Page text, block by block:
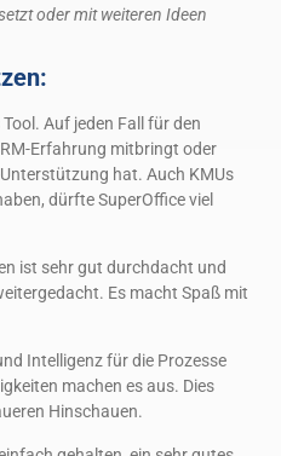
oder mit weiteren Ideen
Auf jeden Fall für den
Erfahrung mitbringt oder
hat. Auch KMUs
dürfte SuperOffice viel
ist sehr gut durchdacht und
Es macht Spaß mit
Intelligenz für die Prozesse
machen es aus. Dies
Hinschauen.